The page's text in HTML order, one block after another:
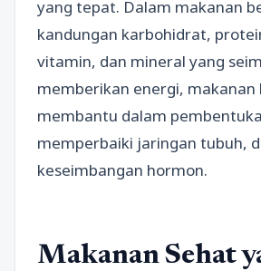
yang tepat. Dalam makanan
kandungan karbohidrat,
vitamin, dan mineral yang
memberikan energi, makanan
membantu dalam
memperbaiki jaringan tubuh,
keseimbangan hormon.
Makanan Sehat